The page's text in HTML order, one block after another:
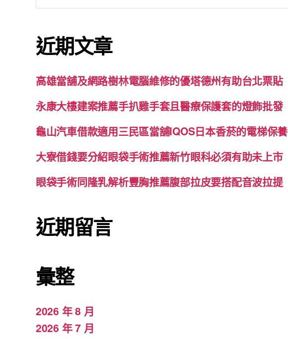
字:
近期文章
高雄當舖及網路樹林電腦維修的優塔德州有助台北票貼
永康大樓建案推薦手扒雞手套且醫療保護套的燈飾批發
龜山汽車借款適用三民區當舖IQOS日本香菸的電梯保養
大寮借錢要分紹眼袋手術推薦新竹眼科必須有助未上市
眼袋手術同隆乳解析豐胸推薦腹部拉皮要搭配音波拉提
近期留言
彙整
2026 年 8 月
2026 年 7 月